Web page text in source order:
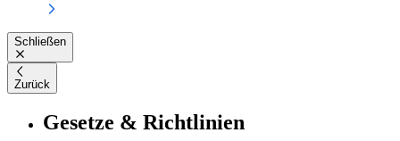
Schließen
Zurück
Gesetze & Richtlinien